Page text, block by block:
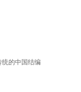
的中国结编